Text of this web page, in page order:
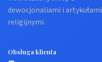
dewocjonaliami i artykułami
religijnymi.
Obsługa klienta